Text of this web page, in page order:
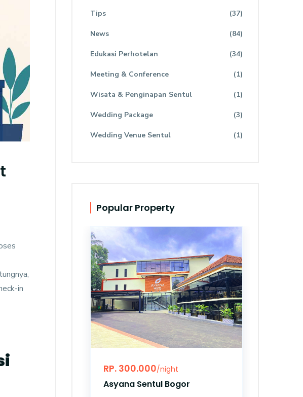
in
Tips (37)
News (84)
Edukasi Perhotelan (34)
Meeting & Conference (1)
Wisata & Penginapan Sentul (1)
Wedding Package (3)
Wedding Venue Sentul (1)
Popular Property
RP. 300.000/night
Asyana Sentul Bogor